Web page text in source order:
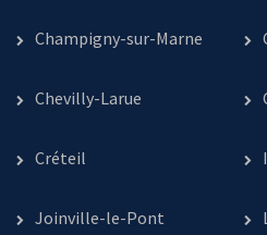
Champigny-sur-Marne
Chevilly-Larue
Créteil
Joinville-le-Pont